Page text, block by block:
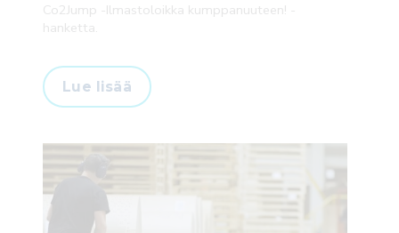
Co2Jump -Ilmastoloikka kumppanuuteen! -
hanketta.
Lue lisää